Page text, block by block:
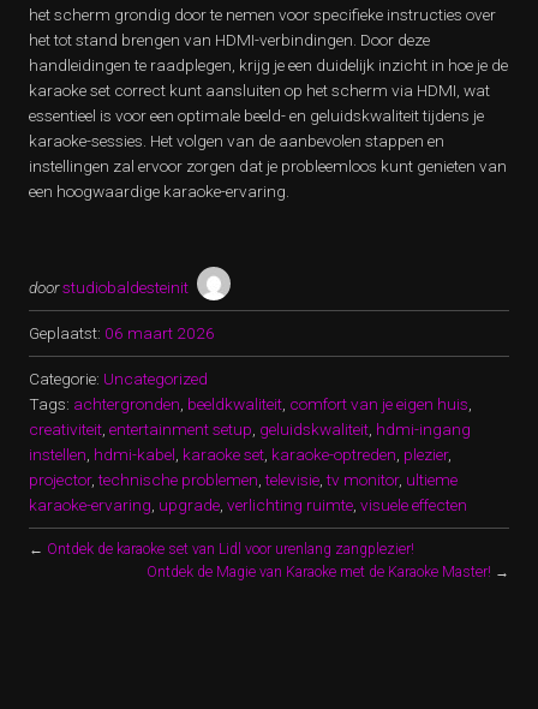
het scherm grondig door te nemen voor specifieke instructies over
het tot stand brengen van HDMI-verbindingen. Door deze
handleidingen te raadplegen, krijg je een duidelijk inzicht in hoe je de
karaoke set correct kunt aansluiten op het scherm via HDMI, wat
essentieel is voor een optimale beeld- en geluidskwaliteit tijdens je
karaoke-sessies. Het volgen van de aanbevolen stappen en
instellingen zal ervoor zorgen dat je probleemloos kunt genieten van
een hoogwaardige karaoke-ervaring.
doorstudiobaldesteinit
Geplaatst: 06 maart 2026
Categorie: Uncategorized
Tags: achtergronden beeldkwaliteit comfort van je eigen huis
creativiteit entertainment setup geluidskwaliteit hdmi-ingang
instellen hdmi-kabel karaoke set karaoke-optreden plezier,
projector,technische problemen ,televisie ,tv monitor, ultieme
karaoke-ervaring upgrade verlichting ruimte visuele effecten
← Ontdek de karaoke set van Lidl voor urenlang zangplezier!
Ontdek de Magie van Karaoke met de Karaoke Master! →